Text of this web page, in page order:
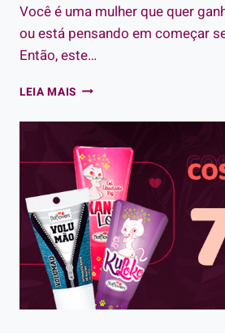
Você é uma mulher que quer
ou está pensando em começar
Então, este…
LEIA MAIS COMEÇANDO
REVENDER:
GUIA
COMPLETO
PARA
INICIANTES
NO
MUNDO
DO
EMPREENDEDORISMO